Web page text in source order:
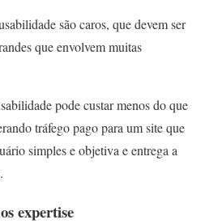
são caros, que devem ser
que envolvem muitas
pode custar menos do que
tráfego pago para um site que
simples e objetiva e entrega a
expertise